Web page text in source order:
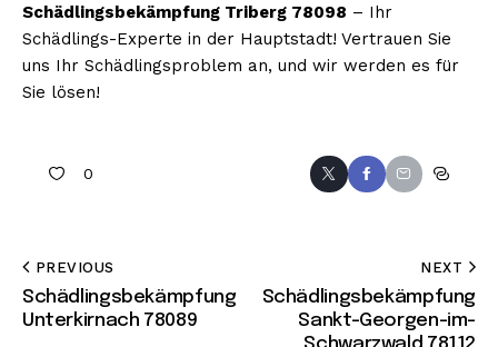
Schädlingsbekämpfung Triberg 78098 – Ihr
Schädlings-Experte in der Hauptstadt! Vertrauen Sie
uns Ihr Schädlingsproblem an, und wir werden es für
Sie lösen!
0
PREVIOUS
Schädlingsbekämpfung
Unterkirnach 78089
NEXT
Schädlingsbekämpfung
Sankt-Georgen-im-